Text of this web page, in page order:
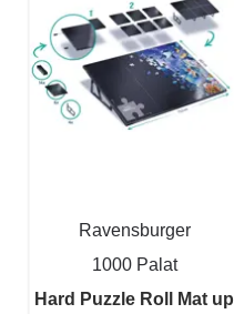
Ravensburger
1000 Palat
Hard Puzzle Roll Mat up